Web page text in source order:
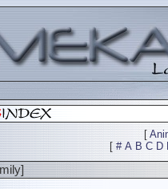
[
[ # A B C D